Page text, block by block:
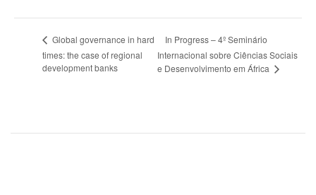
Global governance in hard
times: the case of regional
development banks
In Progress – 4º Seminário
Internacional sobre Ciências Sociais
e Desenvolvimento em África